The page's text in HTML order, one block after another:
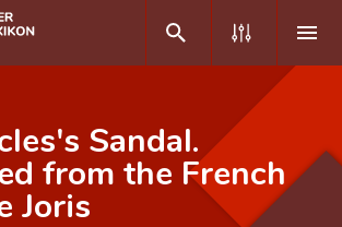
Sandal.
from the French
Joris